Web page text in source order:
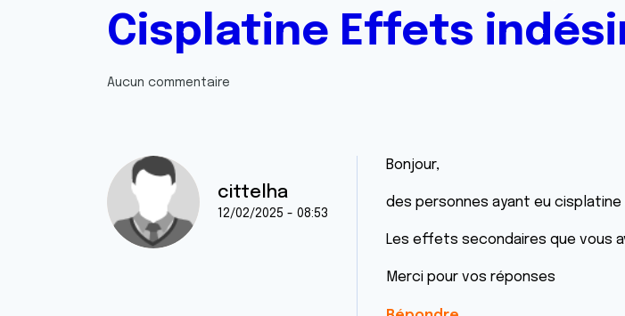
Cisplatine Effets
Aucun commentaire
cittelha
12/02/2025 - 08:53
Bonjour,
des personnes ayant eu cisplatine
Les effets secondaires que vous
Merci pour vos réponses